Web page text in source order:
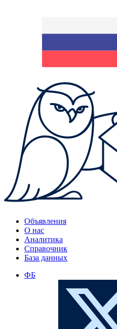
Объявления
О нас
Аналитика
Справочник
База данных
ФБ